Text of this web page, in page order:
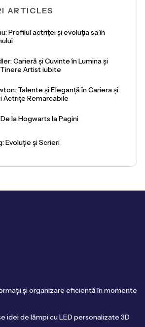
ARTICLES
Profilul actriței și evoluția sa în
Carieră și Cuvinte în Lumina și
Artist iubite
Talente și Eleganță în Cariera și
Actrițe Remarcabile
la Hogwarts la Pagini
Evoluție și Scrieri
și organizare eficientă în momente
idei de lămpi cu LED personalizate 3D